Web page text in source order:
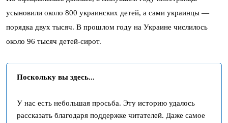
усыновили около 800 украинских детей, а сами украинцы —
порядка двух тысяч. В прошлом году на Украине числилось
около 96 тысяч детей-сирот.
Поскольку вы здесь...
У нас есть небольшая просьба. Эту историю удалось
рассказать благодаря поддержке читателей. Даже самое